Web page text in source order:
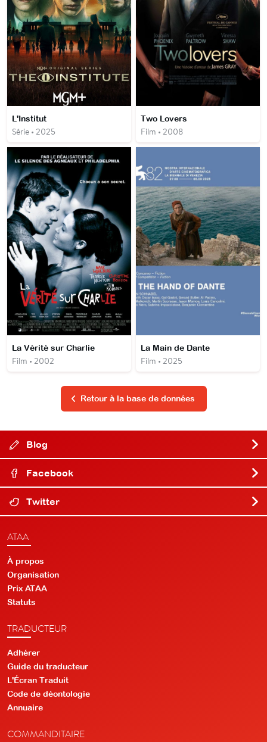
L'Institut
Série • 2025
Two Lovers
Film • 2008
La Vérité sur Charlie
Film • 2002
La Main de Dante
Film • 2025
Retour à la base de données
Blog
Facebook
Twitter
ATAA
À propos
Organisation
Prix ATAA
Statuts
TRADUCTEUR
Adhérer
Guide du traducteur
L'Écran Traduit
Code de déontologie
Annuaire
COMMANDITAIRE